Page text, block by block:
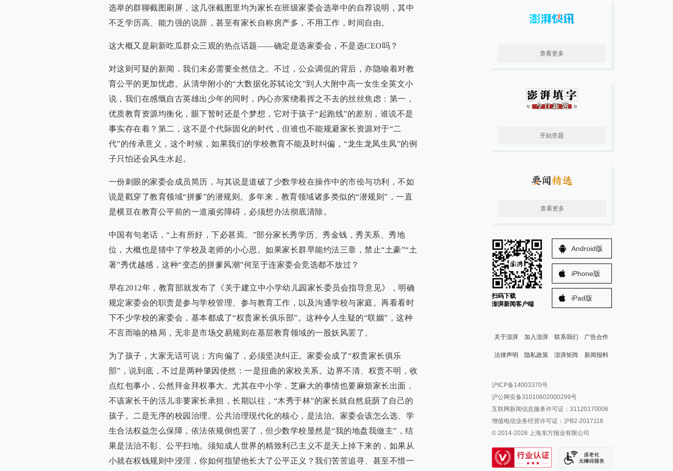
选举的群聊截图刷屏，这几张截图里均为家长在班级家委会选举中的自荐说明，其中
不乏学历高、能力强的说辞，甚至有家长自称房产多，不用工作，时间自由。
这大概又是刷新吃瓜群众三观的热点话题——确定是选家委会，不是选CEO吗？
对这则可疑的新闻，我们未必需要全然信之。不过，公众调侃的背后，亦隐喻着对教
育公平的更加忧虑。从清华附小的“大数据化苏轼论文”到人大附中高一女生全英文小
说，我们在感慨自古英雄出少年的同时，内心亦萦绕着挥之不去的丝丝焦虑：第一，
优质教育资源均衡化，眼下暂时还是个梦想，它对于孩子“起跑线”的差别，谁说不是
事实存在着？第二，这不是个代际固化的时代，但谁也不能规避家长资源对于“二
代”的传承意义，这个时候，如果我们的学校教育不能及时纠偏，“龙生龙凤生凤”的例
子只怕还会风生水起。
一份刺眼的家委会成员简历，与其说是道破了少数学校在操作中的市侩与功利，不如
说是戳穿了教育领域“拼爹”的潜规则。多年来，教育领域诸多类似的“潜规则”，一直
是横亘在教育公平前的一道顽劣障碍，必须想办法彻底清除。
中国有句老话，“上有所好，下必甚焉。”部分家长秀学历、秀金钱，秀关系、秀地
位，大概也是猜中了学校及老师的小心思。如果家长群早能约法三章，禁止“土豪”“土
著”秀优越感，这种“变态的拼爹风潮”何至于连家委会竞选都不放过？
早在2012年，教育部就发布了《关于建立中小学幼儿园家长委员会指导意见》，明确
规定家委会的职责是参与学校管理、参与教育工作，以及沟通学校与家庭。再看看时
下不少学校的家委会，基本都成了“权贵家长俱乐部”。这种令人生疑的“联姻”，这种
不言而喻的格局，无非是市场交易规则在基层教育领域的一股妖风罢了。
为了孩子，大家无话可说；方向偏了，必须坚决纠正。家委会成了“权贵家长俱乐
部”，说到底，不过是两种肇因使然：一是扭曲的家校关系。边界不清、权责不明，收
点红包事小，公然拜金拜权事大。尤其在中小学，芝麻大的事情也要麻烦家长出面，
不该家长干的活儿非要家长承担，长期以往，“木秀于林”的家长就自然庇荫了自己的
孩子。二是无序的校园治理。公共治理现代化的核心，是法治。家委会该怎么选、学
生合法权益怎么保障，依法依规倒也罢了，但少数学校显然是“我的地盘我做主”，结
果是法治不彰、公平扫地。须知成人世界的精致利己主义不是天上掉下来的，如果从
小就在权钱规则中浸淫，你如何指望他长大了公平正义？我们苦苦追寻、甚至不惜一
查看更多
开始答题
查看更多
扫码下载
澎湃新闻客户端
Android版
iPhone版
iPad版
关于澎湃 加入澎湃 联系我们 广告合作
法律声明 隐私政策 澎湃矩阵
澎湃新闻公众号
澎湃新闻抖音号
派生万物开放平台
IP SHANGHAI
SIXTH TONE
新闻报料
报料邮箱: news@thepaper.cn
沪ICP备14003370号
沪公网安备31010602000299号
互联网新闻信息服务许可证：31120170006
增值电信业务经营许可证：沪B2-2017116
© 2014-2026 上海东方报业有限公司